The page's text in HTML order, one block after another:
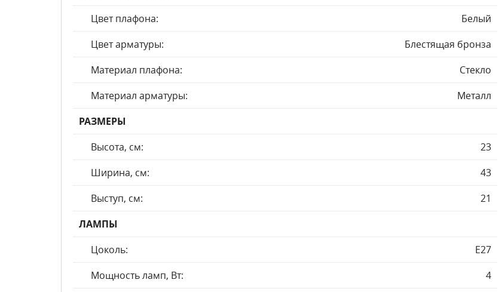
Цвет плафона:
Белый
Цвет арматуры:
Блестящая бронза
Материал плафона:
Стекло
Материал арматуры:
Металл
РАЗМЕРЫ
Высота, см:
23
Ширина, см:
43
Выступ, см:
21
ЛАМПЫ
Цоколь:
E27
Мощность ламп, Вт:
4